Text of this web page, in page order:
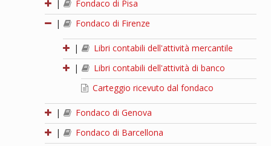
|
Fondaco di Pisa
|
Fondaco di Firenze
|
Libri contabili dell'attività mercantile
|
Libri contabili dell'attività di banco
Carteggio ricevuto dal fondaco
|
Fondaco di Genova
|
Fondaco di Barcellona